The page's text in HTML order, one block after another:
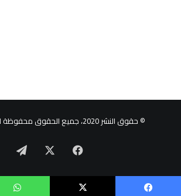
© حقوق النشر 2020، جميع الحقوق محفوظة لموقع محروم
فيسبوك